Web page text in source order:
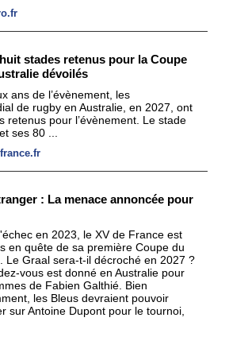
stades retenus pour la Coupe
dévoilés
ans de l’évènement, les
de rugby en Australie, en 2027, ont
retenus pour l’évènement. Le stade
ses 80 ...
: La menace annoncée pour
en 2023, le XV de France est
en quête de sa première Coupe du
Le Graal sera-t-il décroché en 2027 ?
vous est donné en Australie pour
de Fabien Galthié. Bien
les Bleus devraient pouvoir
sur Antoine Dupont pour le tournoi,